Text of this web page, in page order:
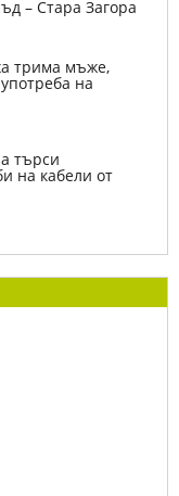
– Стара Загора
трима мъже,
на
търси
на кабели от